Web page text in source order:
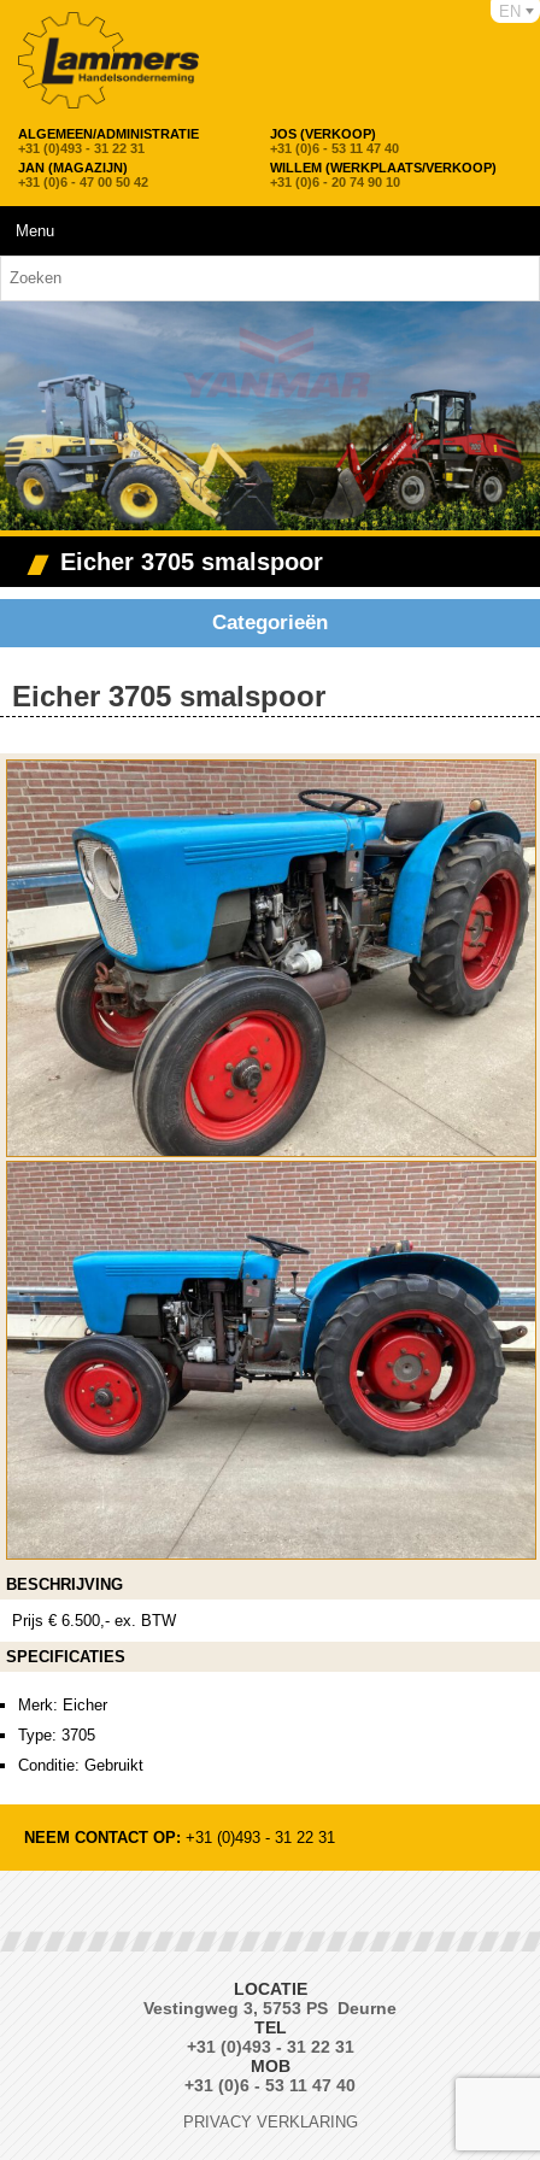
ALGEMEEN/ADMINISTRATIE
+31 (0)493 - 31 22 31
JOS (VERKOOP)
+31 (0)6 - 53 11 47 40
JAN (MAGAZIJN)
+31 (0)6 - 47 00 50 42
WILLEM (WERKPLAATS/VERKOOP)
+31 (0)6 - 20 74 90 10
EN
Menu
Eicher 3705 smalspoor
Categorieën
Eicher 3705 smalspoor
BESCHRIJVING
Prijs € 6.500,- ex. BTW
SPECIFICATIES
Merk: Eicher
Type: 3705
Conditie: Gebruikt
NEEM CONTACT OP: +31 (0)493 - 31 22 31
LOCATIE
Vestingweg 3, 5753 PS Deurne
TEL
+31 (0)493 - 31 22 31
MOB
+31 (0)6 - 53 11 47 40
PRIVACY VERKLARING